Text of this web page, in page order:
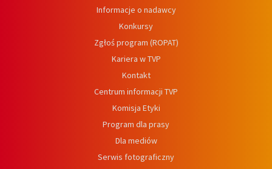
Informacje o nadawcy
Konkursy
Zgłoś program (ROPAT)
Kariera w TVP
Kontakt
Centrum informacji TVP
Komisja Etyki
Program dla prasy
Dla mediów
Serwis fotograficzny